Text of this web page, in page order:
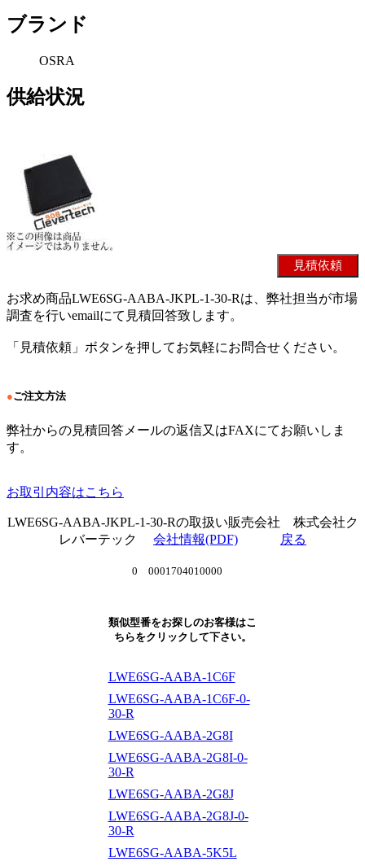
ブランド
OSRA
供給状況
お求め商品LWE6SG-AABA-JKPL-1-30-Rは、弊社担当が市場
調査を行いemailにて見積回答致します。
「見積依頼」ボタンを押してお気軽にお問合せください。
●ご注文方法
弊社からの見積回答メールの返信又はFAXにてお願いしま
す。
お取引内容はこちら
LWE6SG-AABA-JKPL-1-30-Rの取扱い販売会社 株式会社ク
レバーテック 会社情報(PDF) 戻る
0 0001704010000
類似型番をお探しのお客様はこ
ちらをクリックして下さい。
LWE6SG-AABA-1C6F
LWE6SG-AABA-1C6F-0-
30-R
LWE6SG-AABA-2G8I
LWE6SG-AABA-2G8I-0-
30-R
LWE6SG-AABA-2G8J
LWE6SG-AABA-2G8J-0-
30-R
LWE6SG-AABA-5K5L